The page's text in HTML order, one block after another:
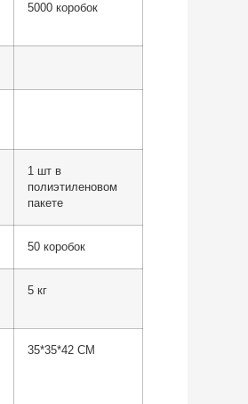
5000 коробок
1 шт в
полиэтиленовом
пакете
50 коробок
5 кг
35*35*42 СМ